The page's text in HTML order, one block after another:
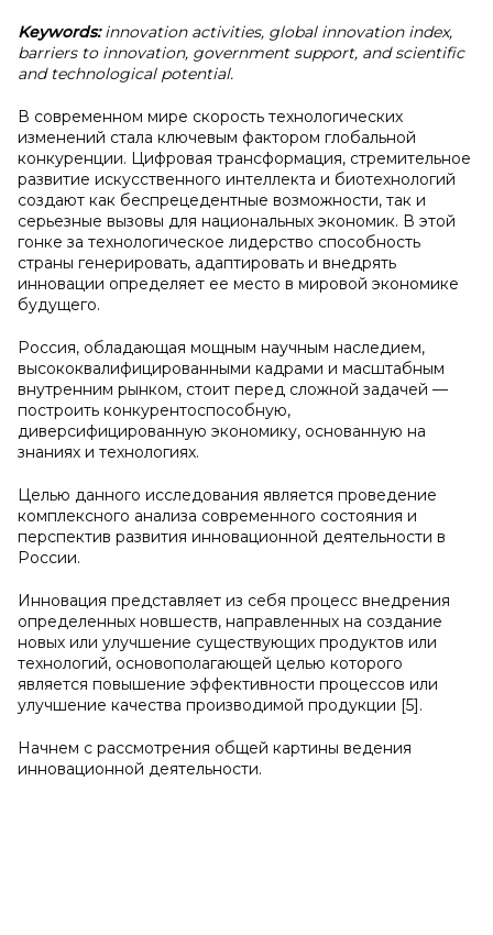
Keywords:innovation activities, global innovation index,
barriers to innovation, government support, and scientific
and technological potential.
В современном мире скорость технологических
изменений стала ключевым фактором глобальной
конкуренции. Цифровая трансформация, стремительное
развитие искусственного интеллекта и биотехнологий
создают как беспрецедентные возможности, так и
серьезные вызовы для национальных экономик. В этой
гонке за технологическое лидерство способность
страны генерировать, адаптировать и внедрять
инновации определяет ее место в мировой экономике
будущего.
Россия, обладающая мощным научным наследием,
высококвалифицированными кадрами и масштабным
внутренним рынком, стоит перед сложной задачей —
построить конкурентоспособную,
диверсифицированную экономику, основанную на
знаниях и технологиях.
Целью данного исследования является проведение
комплексного анализа современного состояния и
перспектив развития инновационной деятельности в
России.
Инновация представляет из себя процесс внедрения
определенных новшеств, направленных на создание
новых или улучшение существующих продуктов или
технологий, основополагающей целью которого
является повышение эффективности процессов или
улучшение качества производимой продукции [5].
Начнем с рассмотрения общей картины ведения
инновационной деятельности.